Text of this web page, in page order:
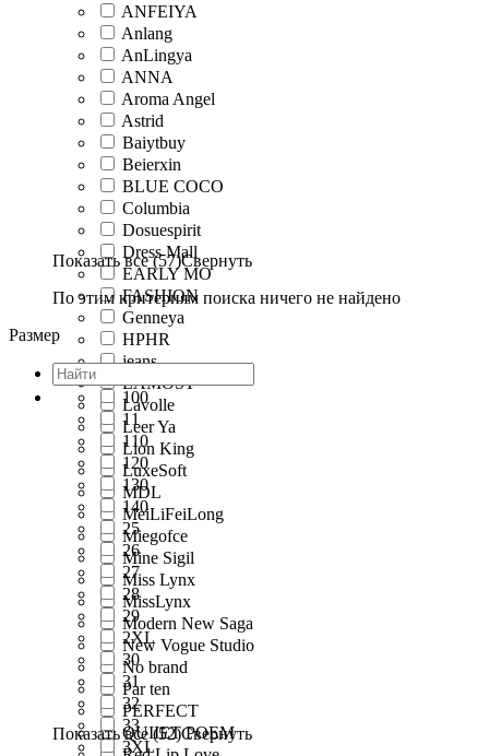
ANFEIYA
Anlang
AnLingya
ANNА
Aroma Angel
Astrid
Baiytbuy
Beierxin
BLUE COCO
Columbia
Dosuespirit
Dress Mall
EARLY MO
FASHION
Genneya
HPHR
jeans
LAMOST
Lavolle
Leer Ya
Lion King
LuxeSoft
MDL
MeiLiFeiLong
Miegofce
Mine Sigil
Miss Lynx
MissLynx
Modern New Saga
New Vogue Studio
No brand
Par ten
PERFECT
QUIIET POEM
Показать все (57)Свернуть
По этим критериям поиска ничего не найдено
Размер
100
11
110
120
130
140
25
26
27
28
29
2XL
30
31
32
33
3XL
Показать все (52)Свернуть